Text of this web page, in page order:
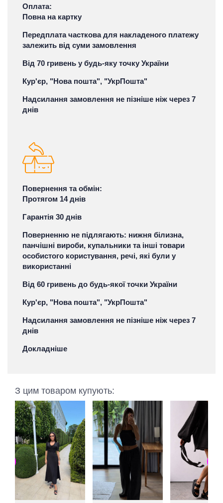
Оплата:
Повна на картку
Передплата часткова для накладеного платежу
залежить від суми замовлення
Від 70 гривень у будь-яку точку України
Кур'єр, "Нова пошта", "УкрПошта"
Надсилання замовлення не пізніше ніж через 7
днів
Повернення та обмін:
Протягом 14 днів
Гарантія 30 днів
Поверненню не підлягають: нижня білизна,
панчішні вироби, купальники та інші товари
особистого користування, речі, які були у
використанні
Від 60 гривень до будь-якої точки України
Кур'єр, "Нова пошта", "УкрПошта"
Надсилання замовлення не пізніше ніж через 7
днів
Докладніше
З цим товаром купують: